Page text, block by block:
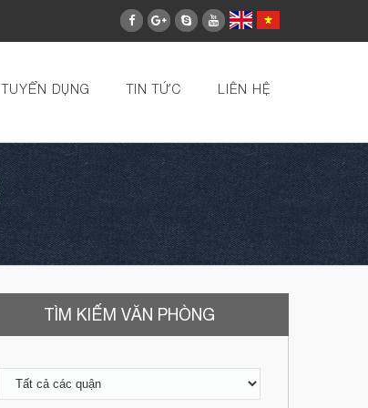
TUYỂN DỤNG TIN TỨC LIÊN HỆ
TÌM KIẾM VĂN PHÒNG